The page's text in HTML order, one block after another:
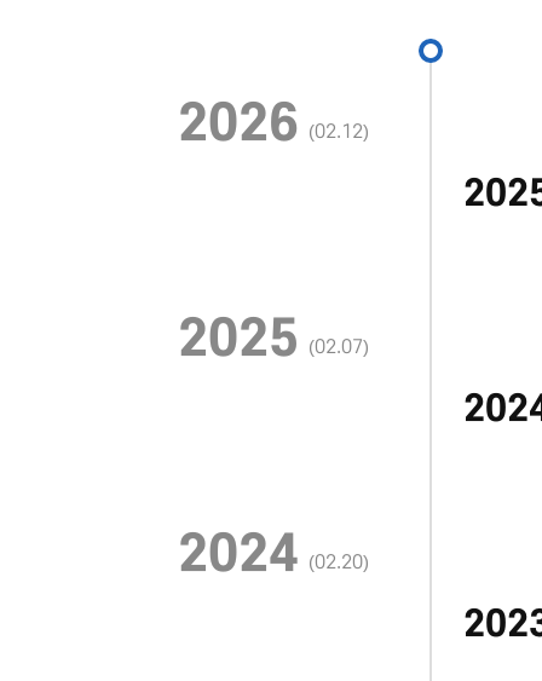
2026 (02.12)
2025 (02.07)
2024 (02.20)